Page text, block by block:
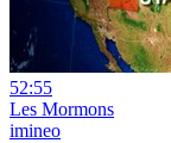
52:55
Les Mormons
imineo